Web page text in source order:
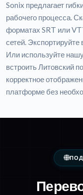
Sonix предлагает
рабочего процесса.
форматах SRT или
сетей.
Или используйте
встроить Литовский
корректное
платформе без